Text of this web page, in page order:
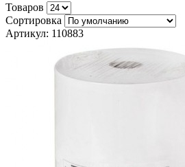
Товаров
Сортировка
Артикул: 110883